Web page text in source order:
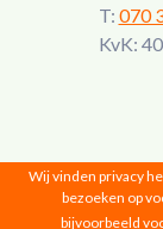
T: 070
KvK:
Wij vinden privacy
bezoeken op
bijvoorbeeld